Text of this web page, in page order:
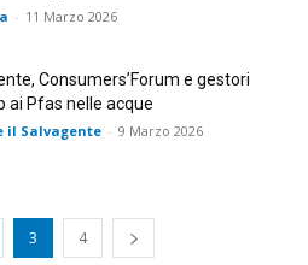
- 11 Marzo 2026
Consumers’Forum e gestori
ai Pfas nelle acque
il Salvagente - 9 Marzo 2026
3 4